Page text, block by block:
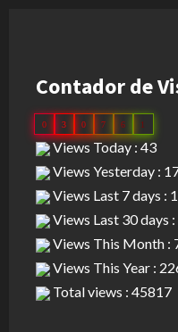
Contador de
0 3 0 7 6 1
Views Today : 43
Views Yesterday :
Views Last 7 days :
Views Last 30 days
Views This Month :
Views This Year :
Total views : 45817